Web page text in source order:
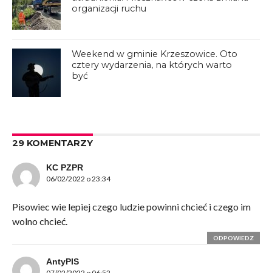
organizacji ruchu
Weekend w gminie Krzeszowice. Oto
cztery wydarzenia, na których warto
być
29 KOMENTARZY
KC PZPR
06/02/2022 o 23:34
Pisowiec wie lepiej czego ludzie powinni chcieć i czego im
wolno chcieć.
ODPOWIEDZ
AntyPIS